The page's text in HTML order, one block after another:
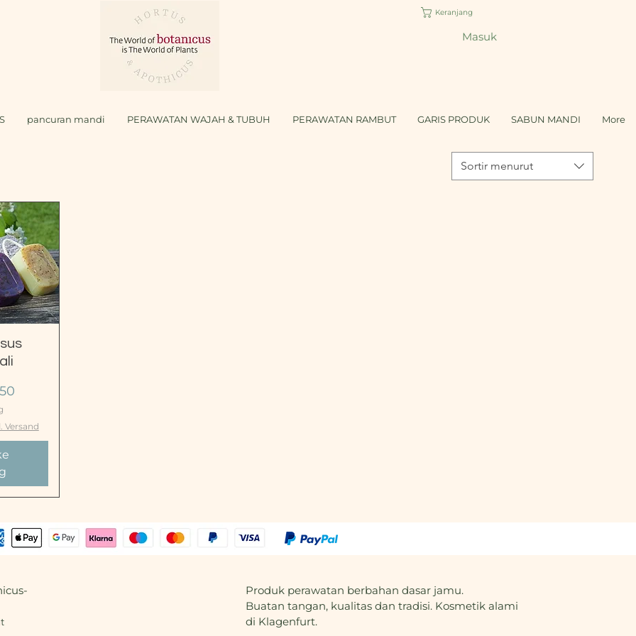
Keranjang
Masuk
pancuran mandi PERAWATAN WAJAH & TUBUH PERAWATAN RAMBUT GARIS PRODUK SABUN MANDI More
Sortir menurut
Versand
Produk perawatan berbahan dasar jamu.
Buatan tangan, kualitas dan tradisi. Kosmetik alami
di Klagenfurt.